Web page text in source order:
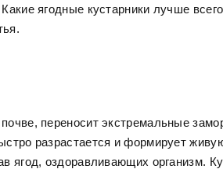
ягодные кустарники лучше
переносит экстремальные
разрастается и формирует
ягод, оздоравливающих организм.